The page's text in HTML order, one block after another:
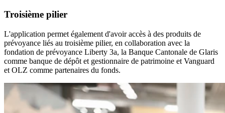
Troisième pilier
L'application permet également d'avoir accès à des produits de
prévoyance liés au troisième pilier, en collaboration avec la
fondation de prévoyance Liberty 3a, la Banque Cantonale de Glaris
comme banque de dépôt et gestionnaire de patrimoine et Vanguard
et OLZ comme partenaires du fonds.